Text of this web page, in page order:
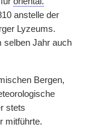
anstelle der
Lyzeums.
selben Jahr auch
Bergen,
stets
mitführte.